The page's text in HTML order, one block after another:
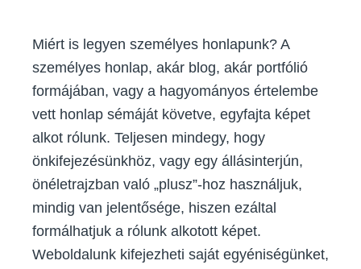
Miért is legyen személyes honlapunk? A
személyes honlap, akár blog, akár portfólió
formájában, vagy a hagyományos értelembe
vett honlap sémáját követve, egyfajta képet
alkot rólunk. Teljesen mindegy, hogy
önkifejezésünkhöz, vagy egy állásinterjún,
önéletrajzban való „plusz”-hoz használjuk,
mindig van jelentősége, hiszen ezáltal
formálhatjuk a rólunk alkotott képet.
Weboldalunk kifejezheti saját egyéniségünket,